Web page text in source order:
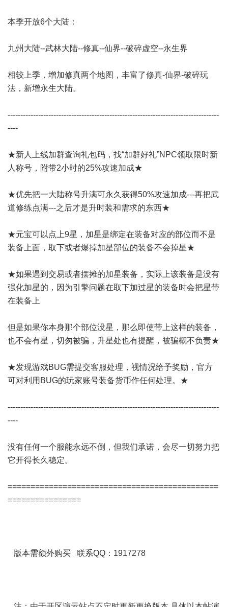
本季开放6个大陆：
九州大陆--武林大陆--修真--仙界--破碎虚空--永生界
相较上季，增加修真两个地图，丰富了修真-仙界-破碎玩
法，新增永生大陆。
-----------------------------------------------------------------------------------
----
★新人上线加群查询礼包码，找“加群好礼”NPC领取限时新
人称号，附带2小时的25%攻速加成★
★优先把一大陆称号升满可永久获得50%攻速加成---再把武
道修练点满---之后才是升时装和需求的东西★
★元宝可以点上9星，加星是绑定在装备对应的部位而不是
装备上面，取下或者爆掉加星部位的装备不会掉星★
★如果遇到交易或者摆摊的加星装备，实际上该装备是没有
强化加星的，因为引擎问题在取下加过星的装备时会把星带
在装备上
但是如果你本身那个部位没星，那么即使带上这样的装备，
也不会有星，切匆被骗，升星处也有提醒，被骗概不负责★
★发现游戏BUG需提交客服处理，视情况给予奖励，官方
可对利用BUG的玩家账号装备货币作任何处理。★
-----------------------------------------------------------------------------------
----
没有任何一个服能永远不倒，但我们承诺，会尽一切努力把
它开得长久稳定。
==============================================
================
版本需额外购买 联系QQ：1917278